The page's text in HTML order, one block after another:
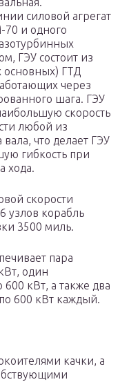
силовой агрегат
70 и одного
ГЭУ состоит из
основных) ГТД
через
шага. ГЭУ
скорость
любой из
что делает ГЭУ
гибкость при
хода.
скорости
узлов корабль
3500 миль.
пара
один
кВт, а также два
600 кВт каждый.
качки, а